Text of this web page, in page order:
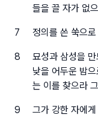
들을 끌 자가 없
7 정의를 쓴 쑥으
8
묘성과 삼성을
낮을 어두운 밤
는 이를 찾으라
9
그가 강한 자에